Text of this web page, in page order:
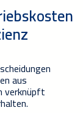
aus
verknüpft